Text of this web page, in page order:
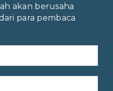
akan berusaha
para pembaca